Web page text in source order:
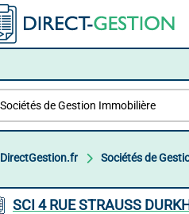
DirectGestion.fr Sociétés de
SCI 4 RUE STRAUSS